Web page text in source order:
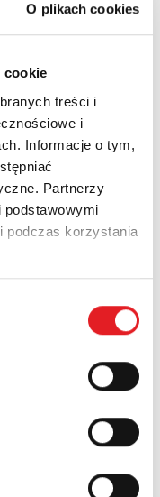
O plikach cookies
cookie
treści i
i
Informacje o tym,
Partnerzy
podstawowymi
podczas korzystania
the offer